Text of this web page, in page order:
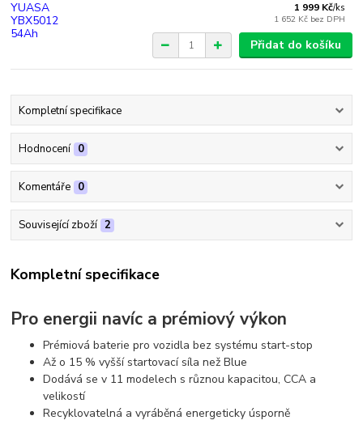
1 999 Kč/ks
1 652 Kč bez DPH
Přidat do košíku
Kompletní specifikace
Hodnocení 0
Komentáře 0
Související zboží 2
Kompletní specifikace
Pro energii navíc a prémiový výkon
Prémiová baterie pro vozidla bez systému start-stop
Až o 15 % vyšší startovací síla než Blue
Dodává se v 11 modelech s různou kapacitou, CCA a
velikostí
Recyklovatelná a vyráběná energeticky úsporně